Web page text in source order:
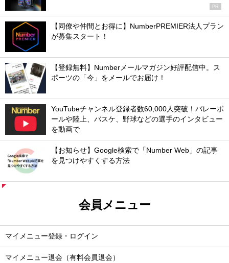
PR
【同僚や仲間とお得に】NumberPREMIER法人プラン
が募集スタート！
【登録無料】Numberメールマガジン好評配信中。ス
ポーツの「今」をメールでお届け！
YouTubeチャンネル登録者数60,000人突破！バレーボ
ールや陸上、バスケ、野球などの選手のインタビュー
を動画で
【お知らせ】Google検索で「Number Web」の記事
を見つけやすくする方法
会員メニュー
マイメニュー登録・ログイン
マイメニュー退会（有料会員退会）